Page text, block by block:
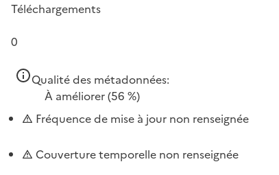
Téléchargements
0
Qualité des métadonnées:
À améliorer(56 %)
Fréquence de mise à jour non renseignée
Couverture temporelle non renseignée